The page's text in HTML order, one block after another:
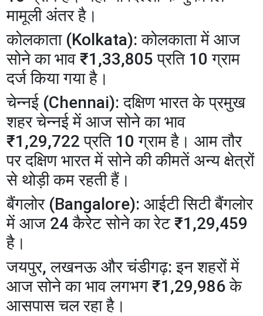
मामूली अंतर है।
​कोलकाता (Kolkata): कोलकाता में आज
सोने का भाव ₹1,33,805 प्रति 10 ग्राम
दर्ज किया गया है।
​चेन्नई (Chennai): दक्षिण भारत के प्रमुख
शहर चेन्नई में आज सोने का भाव
₹1,29,722 प्रति 10 ग्राम है। आम तौर
पर दक्षिण भारत में सोने की कीमतें अन्य क्षेत्रों
से थोड़ी कम रहती हैं।
​बैंगलोर (Bangalore): आईटी सिटी बैंगलोर
में आज 24 कैरेट सोने का रेट ₹1,29,459
है।
​जयपुर, लखनऊ और चंडीगढ़: इन शहरों में
आज सोने का भाव लगभग ₹1,29,986 के
आसपास चल रहा है।